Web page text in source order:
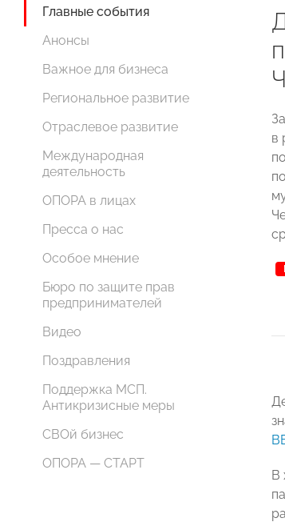
Главные события
Анонсы
Важное для бизнеса
Региональное развитие
Отраслевое развитие
Международная
деятельность
ОПОРА в лицах
Пресса о нас
Особое мнение
Бюро по защите прав
предпринимателей
Видео
Поздравления
Поддержка МСП.
Антикризисные меры
СВОй бизнес
ОПОРА — СТАРТ
в
В